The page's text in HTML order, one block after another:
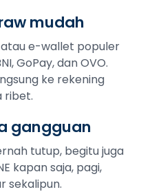
mudah
e-wallet populer
GoPay, dan OVO.
ke rekening
ribet.
gangguan
tutup, begitu juga
kapan saja, pagi,
sekalipun.